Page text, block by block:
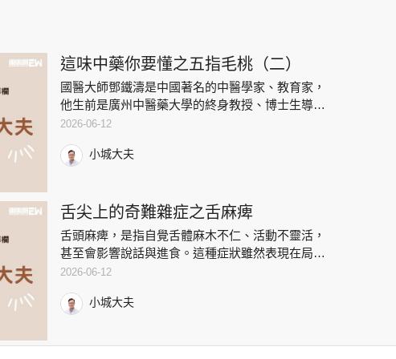
這味中藥你要懂之五指毛桃（二）
國醫大師鄧鐵濤是中國著名的中醫學家、教育家，
他生前是廣州中醫藥大學的終身教授、博士生導
師，他非常推崇五指毛桃，認為它補氣而不上火，
中的五指毛桃能益氣健脾、補
2026-06-12
小城大夫
舌尖上的奇難雜症之舌麻痺
舌頭麻痺，是指自覺舌體麻木不仁、活動不靈活，
甚至會影響說話與進食。這種症狀雖然表現在局
部，但背後往往與全身經絡氣血失調有關。上周有
述近兩週舌頭前半部持續感到
2026-06-12
小城大夫